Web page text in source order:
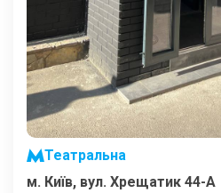
Театральна
м. Київ, вул. Хрещатик 44-A